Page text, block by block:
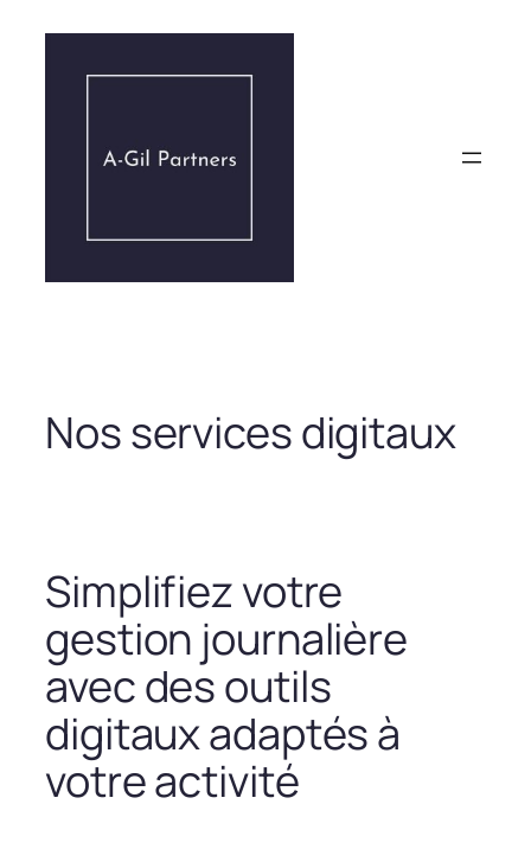
contenu
Nos services digitaux
Simplifiez votre
gestion journalière
avec des outils
digitaux adaptés à
votre activité